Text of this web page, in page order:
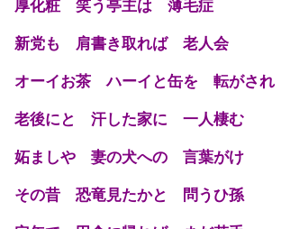
厚化粧 笑う亭主は 薄毛症
新党も 肩書き取れば 老人会
オーイお茶 ハーイと缶を 転がされ
老後にと 汗した家に 一人棲む
妬ましや 妻の犬への 言葉がけ
その昔 恐竜見たかと 問うひ孫